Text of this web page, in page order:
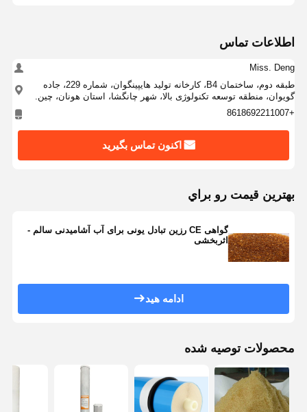
خونه درباره ما
اطلاعات تماس
Miss. Deng
طبقه دوم، ساختمان B4، کارخانه تولید هایپینگوان، شماره 229، جاده
گویوان، منطقه توسعه تکنولوژی بالا، شهر چانگشا، استان هونان، چین.
+8618692211007
اکنون تماس بگیرید
بهترين قيمت رو براي
گواهی CE رزین تبادل یونی برای آب آشامیدنی سالم -
اثربخشی
ادامه هید
محصولات توصیه شده